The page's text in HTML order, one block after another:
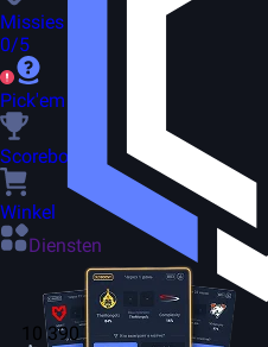
10 390
Missies
0/5
Pick'em
Scorebord
Winkel
Diensten